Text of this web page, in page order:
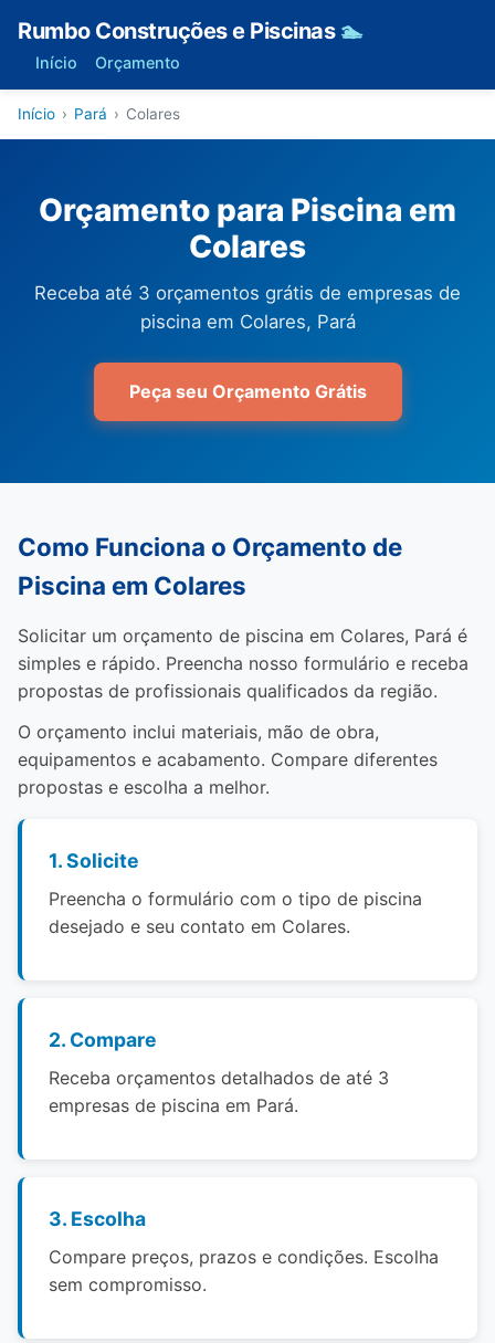
Rumbo Construções e Piscinas 🏊
Início Orçamento
Início › Pará › Colares
Orçamento para Piscina em
Colares
Receba até 3 orçamentos grátis de empresas de
piscina em Colares, Pará
Peça seu Orçamento Grátis
Como Funciona o Orçamento de
Piscina em Colares
Solicitar um orçamento de piscina em Colares, Pará é
simples e rápido. Preencha nosso formulário e receba
propostas de profissionais qualificados da região.
O orçamento inclui materiais, mão de obra,
equipamentos e acabamento. Compare diferentes
propostas e escolha a melhor.
1. Solicite
Preencha o formulário com o tipo de piscina
desejado e seu contato em Colares.
2. Compare
Receba orçamentos detalhados de até 3
empresas de piscina em Pará.
3. Escolha
Compare preços, prazos e condições. Escolha
sem compromisso.